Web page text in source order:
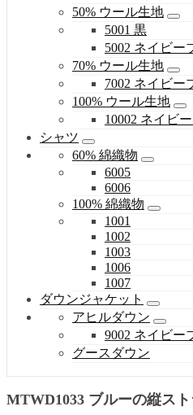
50% ウール生地
5001 黒
5002 ネイビー
70% ウール生地
7002 ネイビー
100% ウール生地
10002 ネイビ
シャツ
60% 綿織物
6005
6006
100% 綿織物
1001
1002
1003
1006
1007
ダウンジャケット
アヒルダウン
9002 ネイビー
グースダウン
MTWD1033 ブルーの縦ス